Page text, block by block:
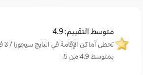
متوسط التقييم: 4.9
تحظى أماكن الإقامة في البايج سيجورا /
بمتوسط 4.9 من 5.